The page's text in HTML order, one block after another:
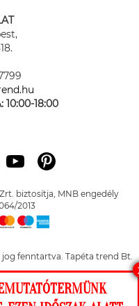
10:00-18:00
biztosítja, MNB engedély
2013
fenntartva. Tapéta trend Bt.